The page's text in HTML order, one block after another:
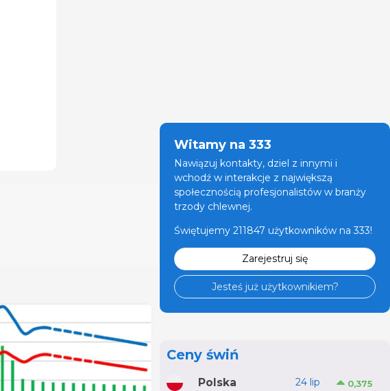
Witamy na 333
Nawiązuj kontakty, dziel z innymi i
wchodź w interakcje z największą
społecznością profesjonalistów w branży
trzody chlewnej.
Świętujemy 211847 użytkowników na 333!
Zarejestruj się
Jesteś już użytkownikiem?
Ceny świń
Polska 24 lip 0,375